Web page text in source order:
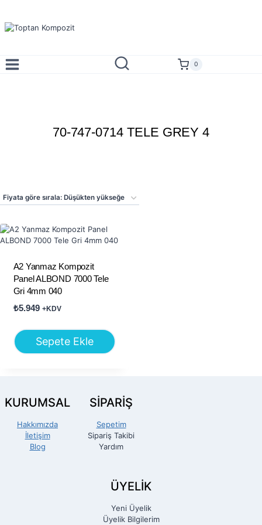
content
0
70-747-0714 TELE GREY 4
A2 Yanmaz Kompozit
Panel ALBOND 7000 Tele
Gri 4mm 040
₺5.949 +KDV
Sepete Ekle
KURUMSAL
Hakkımızda
İletişim
Blog
SİPARİŞ
Sepetim
Sipariş Takibi
Yardım
ÜYELİK
Yeni Üyelik
Üyelik Bilgilerim